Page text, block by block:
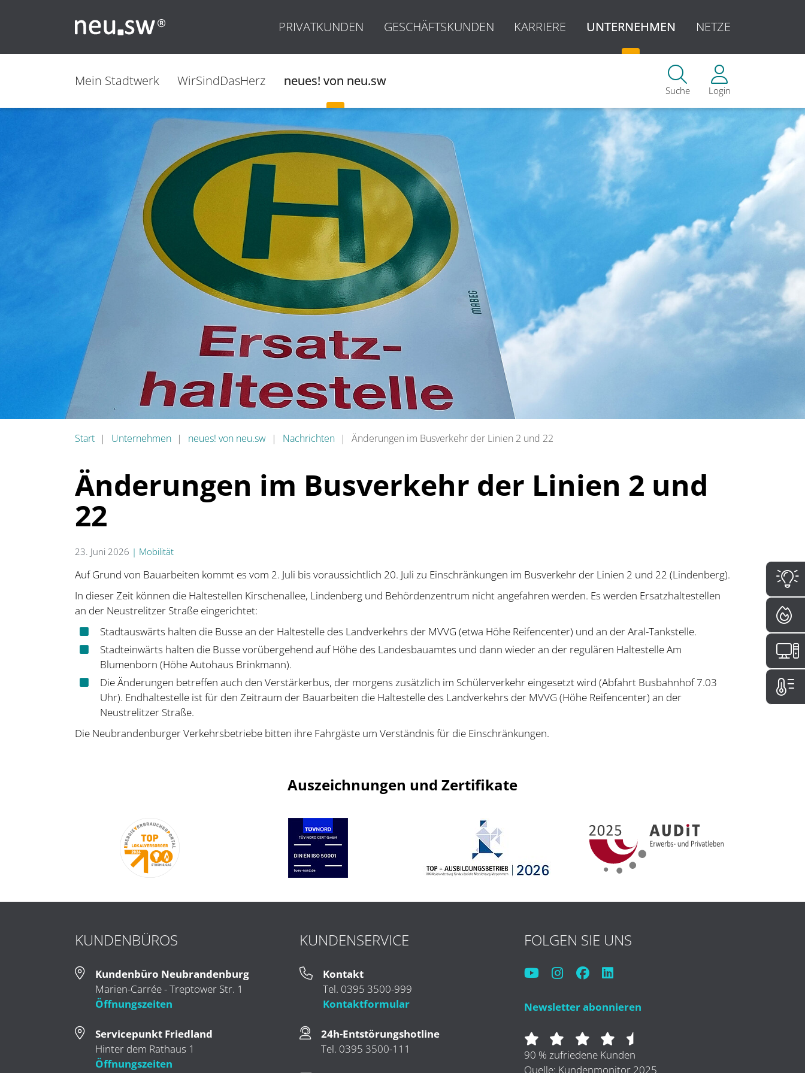
PRIVATKUNDEN GESCHÄFTSKUNDEN KARRIERE UNTERNEHMEN NETZE
Mein Stadtwerk WirSindDasHerz neues! von neu.sw
Suche Login
Start Unternehmen neues! von neu.sw Nachrichten Änderungen im Busverkehr der Linien 2 und 22
Änderungen im Busverkehr der Linien 2 und
22
23. Juni 2026 | Mobilität
Auf Grund von Bauarbeiten kommt es vom 2. Juli bis voraussichtlich 20. Juli zu Einschränkungen im Busverkehr der Linien 2 und 22 (Lindenberg).
In dieser Zeit können die Haltestellen Kirschenallee, Lindenberg und Behördenzentrum nicht angefahren werden. Es werden Ersatzhaltestellen
an der Neustrelitzer Straße eingerichtet:
Stadtauswärts halten die Busse an der Haltestelle des Landverkehrs der MVVG (etwa Höhe Reifencenter) und an der Aral-Tankstelle.
Stadteinwärts halten die Busse vorübergehend auf Höhe des Landesbauamtes und dann wieder an der regulären Haltestelle Am
Blumenborn (Höhe Autohaus Brinkmann).
Die Änderungen betreffen auch den Verstärkerbus, der morgens zusätzlich im Schülerverkehr eingesetzt wird (Abfahrt Busbahnhof 7.03
Uhr). Endhaltestelle ist für den Zeitraum der Bauarbeiten die Haltestelle des Landverkehrs der MVVG (Höhe Reifencenter) an der
Neustrelitzer Straße.
Die Neubrandenburger Verkehrsbetriebe bitten ihre Fahrgäste um Verständnis für die Einschränkungen.
Auszeichnungen und Zertifikate
KUNDENBÜROS
Kundenbüro Neubrandenburg
Marien-Carrée - Treptower Str. 1
Öffnungszeiten
Servicepunkt Friedland
Hinter dem Rathaus 1
Öffnungszeiten
KUNDENSERVICE
Kontakt
Tel. 0395 3500-999
Kontaktformular
24h-Entstörungshotline
Tel. 0395 3500-111
FOLGEN SIE UNS
Newsletter abonnieren
90 % zufriedene Kunden
Quelle: Kundenmonitor 2025